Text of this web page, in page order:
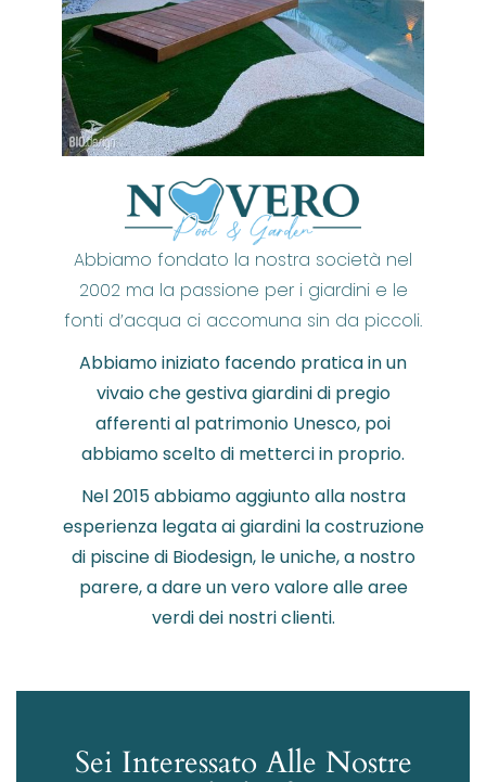
Abbiamo fondato la nostra società nel
2002 ma la passione per i giardini e le
fonti d’acqua ci accomuna sin da piccoli.
Abbiamo iniziato facendo pratica in un
vivaio che gestiva giardini di pregio
afferenti al patrimonio Unesco, poi
abbiamo scelto di metterci in proprio.
Nel 2015 abbiamo aggiunto alla nostra
esperienza legata ai giardini la costruzione
di piscine di Biodesign, le uniche, a nostro
parere, a dare un vero valore alle aree
verdi dei nostri clienti.
Sei Interessato Alle Nostre